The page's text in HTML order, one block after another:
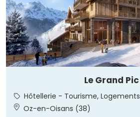
Le Grand Pic
Hôtellerie - Tourisme, Logements
Oz-en-Oisans (38)